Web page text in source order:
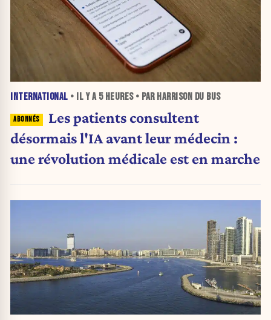
INTERNATIONAL • IL Y A 5 HEURES• PAR HARRISON DU BUS
Les patients consultent
désormais l'IA avant leur médecin :
une révolution médicale est en marche